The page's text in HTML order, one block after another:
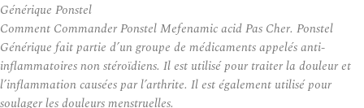
Générique Ponstel
Comment Commander Ponstel Mefenamic acid Pas Cher. Ponstel
Générique fait partie d’un groupe de médicaments appelés anti-
inflammatoires non stéroïdiens. Il est utilisé pour traiter la douleur et
l’inflammation causées par l’arthrite. Il est également utilisé pour
soulager les douleurs menstruelles.